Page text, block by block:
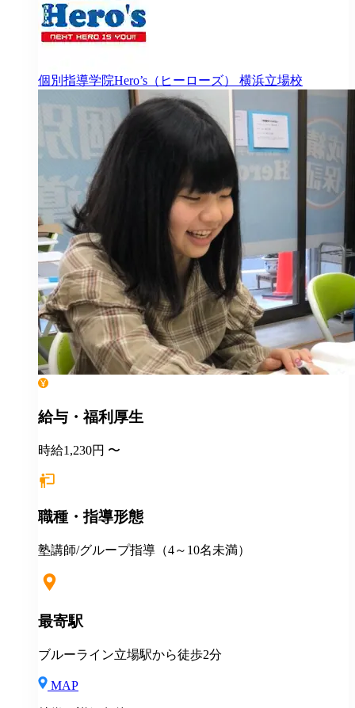
個別指導学院Hero’s（ヒーローズ） 横浜立場校
給与・福利厚生
時給1,230円 〜
職種・指導形態
塾講師/グループ指導（4～10名未満）
最寄駅
ブルーライン立場駅から徒歩2分
MAP